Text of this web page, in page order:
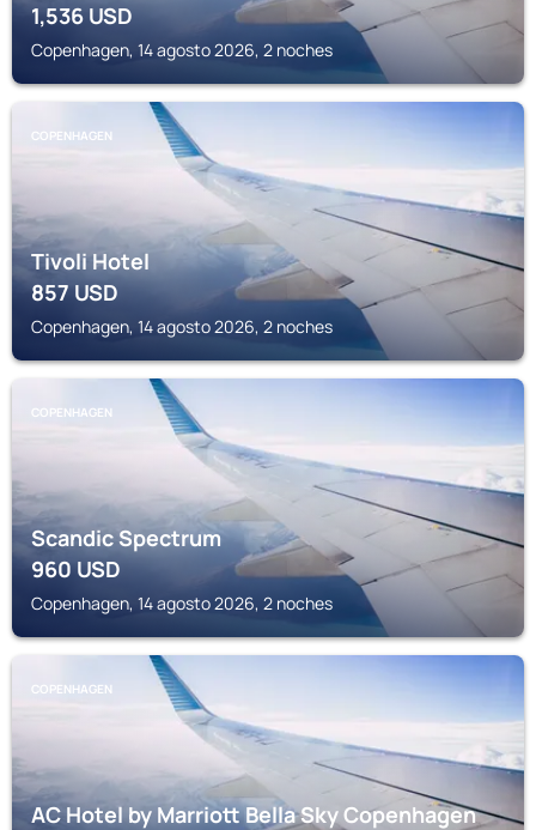
1,536USD
Copenhagen, 14 agosto 2026, 2 noches
COPENHAGEN
Tivoli Hotel
857USD
Copenhagen, 14 agosto 2026, 2 noches
COPENHAGEN
Scandic Spectrum
960USD
Copenhagen, 14 agosto 2026, 2 noches
COPENHAGEN
AC Hotel by Marriott Bella Sky Copenhagen